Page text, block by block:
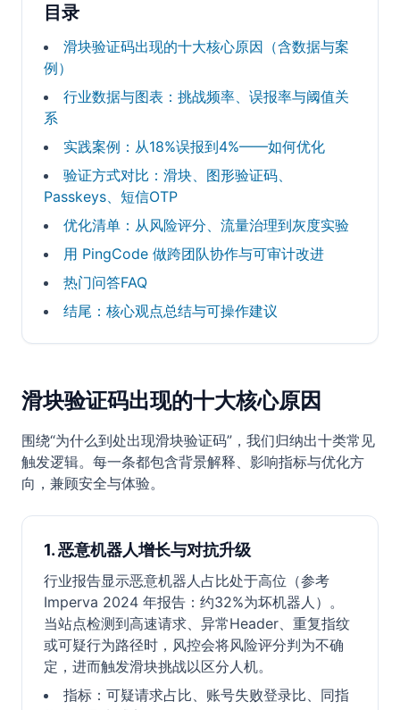
目录
滑块验证码出现的十大核心原因（含数据与案
例）
行业数据与图表：挑战频率、误报率与阈值关
系
实践案例：从18%误报到4%——如何优化
验证方式对比：滑块、图形验证码、
Passkeys、短信OTP
优化清单：从风险评分、流量治理到灰度实验
用 PingCode 做跨团队协作与可审计改进
热门问答FAQ
结尾：核心观点总结与可操作建议
滑块验证码出现的十大核心原因
围绕“为什么到处出现滑块验证码”，我们归纳出十类常见
触发逻辑。每一条都包含背景解释、影响指标与优化方
向，兼顾安全与体验。
1. 恶意机器人增长与对抗升级
行业报告显示恶意机器人占比处于高位（参考
Imperva 2024 年报告：约32%为坏机器人）。
当站点检测到高速请求、异常Header、重复指纹
或可疑行为路径时，风控会将风险评分判为不确
定，进而触发滑块挑战以区分人机。
指标：可疑请求占比、账号失败登录比、同指